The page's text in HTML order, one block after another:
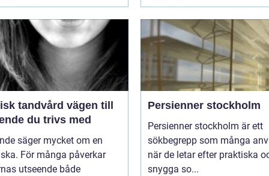
vägen till
du trivs med
säger mycket om en
För många påverkar
utseende både
Persienner stockholm
Persienner stockholm är ett
sökbegrepp som många
när de letar efter praktiska
snygga so...